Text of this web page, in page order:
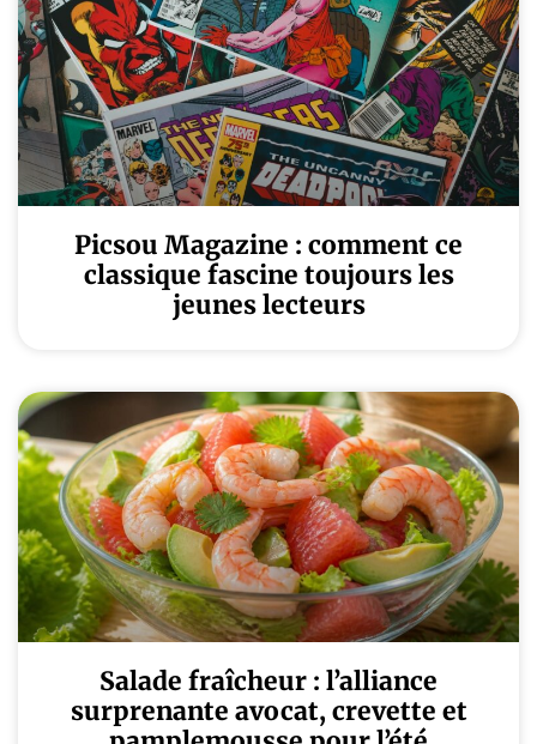
Picsou Magazine : comment ce
classique fascine toujours les
jeunes lecteurs
Salade fraîcheur : l’alliance
surprenante avocat, crevette et